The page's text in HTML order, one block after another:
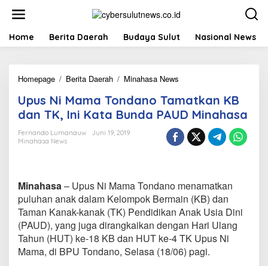
t
Home Berita Daerah Budaya Sulut Nasional News
Homepage / Berita Daerah / Minahasa News
u
s
N
i
M
T
o
n
d
a
n
o
Upus Ni Mama Tondano Tamatkan KB
dan TK, Ini Kata Bunda PAUD Minahasa
Fernando Lumanauw
Juni 19, 2019
Minahasa News
Minahasa– Upus Ni Mama Tondano menamatkan
puluhan anak dalam Kelompok Bermain (KB) dan
Taman Kanak-kanak (TK) Pendidikan Anak Usia Dini
(PAUD), yang juga dirangkaikan dengan Hari Ulang
Tahun (HUT) ke-18 KB dan HUT ke-4 TK Upus Ni
Mama, di BPU Tondano, Selasa (18/06) pagi.